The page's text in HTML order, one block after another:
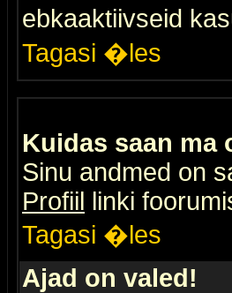
ebkaaktiivseid
Tagasi �les
Kuidas saan ma
Sinu andmed on
Profiil linki
Tagasi �les
Ajad on valed!